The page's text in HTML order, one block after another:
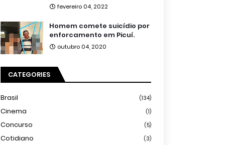
fevereiro 04, 2022
Homem comete suicídio por
enforcamento em Picuí.
outubro 04, 2020
CATEGORIES
Brasil (134)
Cinema (1)
Concurso (5)
Cotidiano (3)